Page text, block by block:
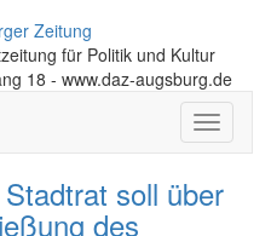
Zeitung
für Politik und Kultur
18 - www.daz-augsburg.de
Toggle
soll über
des